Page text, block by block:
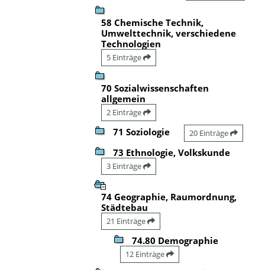
58 Chemische Technik,
Umwelttechnik, verschiedene
Technologien
5 Einträge
70 Sozialwissenschaften
allgemein
2 Einträge
71 Soziologie 20 Einträge
73 Ethnologie, Volkskunde
3 Einträge
74 Geographie, Raumordnung,
Städtebau
21 Einträge
74.80 Demographie
12 Einträge